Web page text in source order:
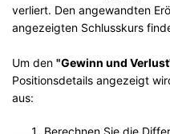
verliert. Den angewandten
angezeigten Schlusskurs
Um den "Gewinn und
Positionsdetails angezeigt
aus:
Berechnen Sie die